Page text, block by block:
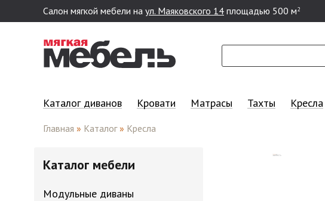
Перейти к основному содержанию
Салон мягкой мебели на ул. Маяковского 14 площадью 500 м2
Каталог диванов Кровати Матрасы Тахты Кресла
Главная » Каталог » Кресла
Каталог мебели
Модульные диваны